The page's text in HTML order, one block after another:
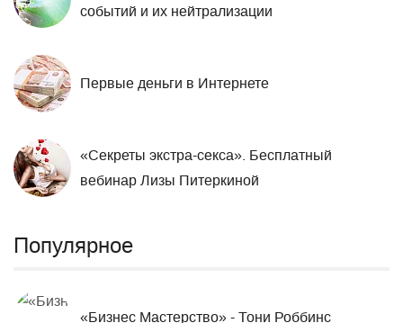
событий и их нейтрализации
Первые деньги в Интернете
«Секреты экстра-секса». Бесплатный
вебинар Лизы Питеркиной
Популярное
«Бизнес Мастерство» - Тони Роббинс